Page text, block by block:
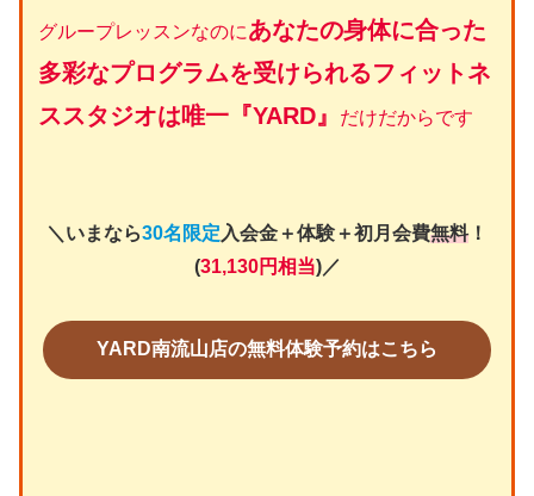
グループレッスンなのにあなたの身体に合った
多彩なプログラムを受けられるフィットネ
ススタジオは唯一『YARD』
だけだからです
＼いまなら30名限定 入会金＋体験＋初月会費無料！
(31,130円相当)／
YARD南流山店の無料体験予約はこちら